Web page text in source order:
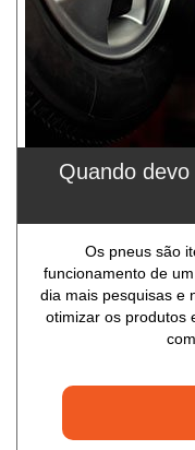
Quando
Os pneus são
funcionamento de
dia mais pesquisas e
otimizar os produtos